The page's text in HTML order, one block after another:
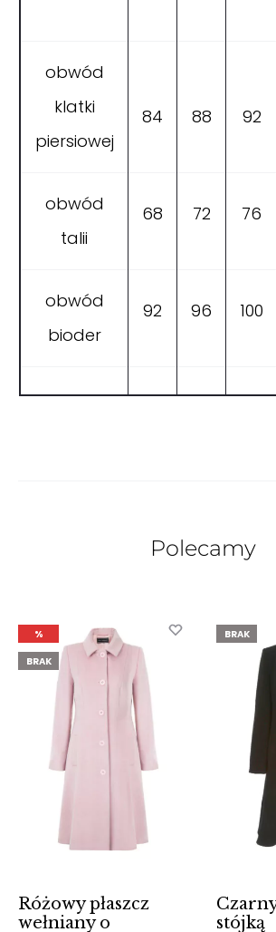
obwód
klatki
piersiowej
84 88 92
obwód
talii
68 72 76
obwód
bioder
92 96 100
Polecamy
%
BRAK
Różowy płaszcz
wełniany o
BRAK
stójką